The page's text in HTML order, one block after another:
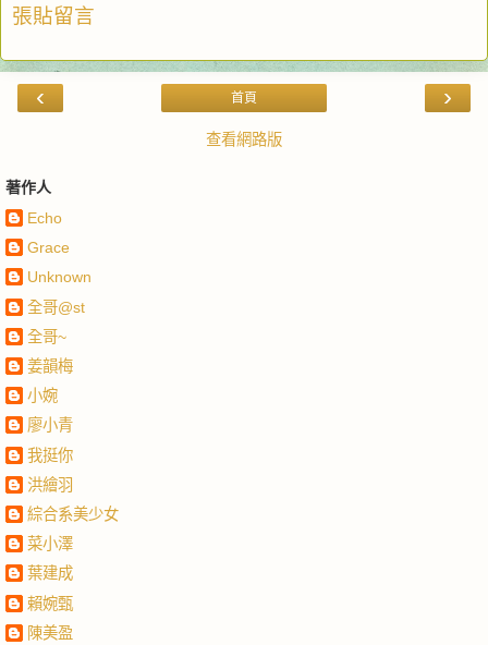
張貼留言
‹ ›
首頁
查看網路版
著作人
Echo
Grace
Unknown
全哥@st
全哥~
姜韻梅
小婉
廖小青
我挺你
洪繪羽
綜合系美少女
菜小澤
葉建成
賴婉甄
陳美盈